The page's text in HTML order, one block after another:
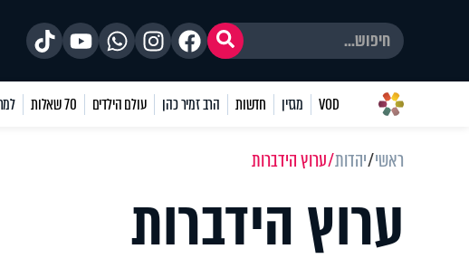
VOD מגזין חדשות הרב זמיר כהן עולם הילדים 70 שאלות
ראשי יהדות ערוץ הידברות
ערוץ הידברות